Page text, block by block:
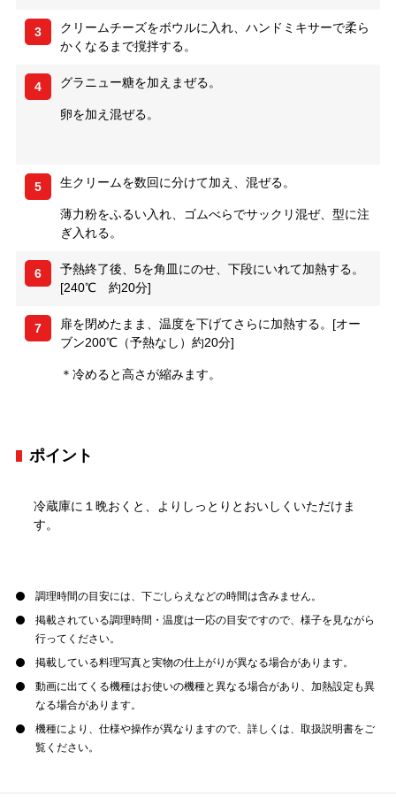
3
クリームチーズをボウルに入れ、ハンドミキサーで柔ら
かくなるまで撹拌する。
4 グラニュー糖を加えまぜる。
卵を加え混ぜる。
5 生クリームを数回に分けて加え、混ぜる。
薄力粉をふるい入れ、ゴムべらでサックリ混ぜ、型に注
ぎ入れる。
6
予熱終了後、5を角皿にのせ、下段にいれて加熱する。
[240℃ 約20分]
7
扉を閉めたまま、温度を下げてさらに加熱する。[オー
ブン200℃（予熱なし）約20分]
＊冷めると高さが縮みます。
ポイント
冷蔵庫に１晩おくと、よりしっとりとおいしくいただけま
す。
調理時間の目安には、下ごしらえなどの時間は含みません。
掲載されている調理時間・温度は一応の目安ですので、様子を見ながら
行ってください。
掲載している料理写真と実物の仕上がりが異なる場合があります。
動画に出てくる機種はお使いの機種と異なる場合があり、加熱設定も異
なる場合があります。
機種により、仕様や操作が異なりますので、詳しくは、取扱説明書をご
覧ください。